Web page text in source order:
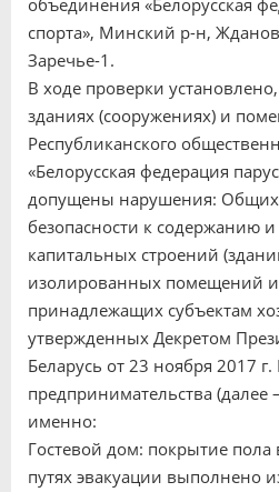
объединения «Белорусская
спорта», Минский р-н,
Заречье-1.
В ходе проверки
зданиях (сооружениях) и
Республиканского
«Белорусская федерация
допущены нарушения:
безопасности к содержанию и
капитальных строений
изолированных помещений
принадлежащих субъектам
утвержденных Декретом
Беларусь от 23 ноября 2017
предпринимательства
именно:
Гостевой дом: покрытие
путях эвакуации выполнено